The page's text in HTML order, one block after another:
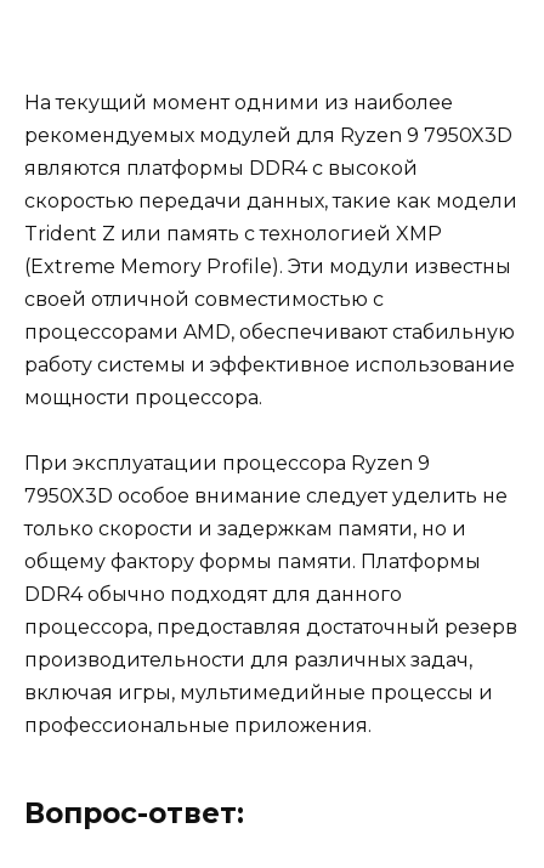
На текущий момент одними из наиболее
рекомендуемых модулей для Ryzen 9 7950X3D
являются платформы DDR4 с высокой
скоростью передачи данных, такие как модели
Trident Z или память с технологией XMP
(Extreme Memory Profile). Эти модули известны
своей отличной совместимостью с
процессорами AMD, обеспечивают стабильную
работу системы и эффективное использование
мощности процессора.
При эксплуатации процессора Ryzen 9
7950X3D особое внимание следует уделить не
только скорости и задержкам памяти, но и
общему фактору формы памяти. Платформы
DDR4 обычно подходят для данного
процессора, предоставляя достаточный резерв
производительности для различных задач,
включая игры, мультимедийные процессы и
профессиональные приложения.
Вопрос-ответ: